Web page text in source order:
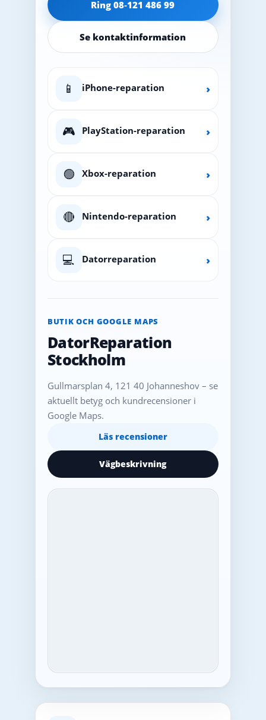
Ring 08‑121 486 99
Se kontaktinformation
📱 iPhone-reparation ›
🎮 PlayStation-reparation ›
🟢 Xbox-reparation ›
🔴 Nintendo-reparation ›
💻 Datorreparation ›
BUTIK OCH GOOGLE MAPS
DatorReparation
Stockholm
Gullmarsplan 4, 121 40 Johanneshov – se
aktuellt betyg och kundrecensioner i
Google Maps.
Läs recensioner
Vägbeskrivning